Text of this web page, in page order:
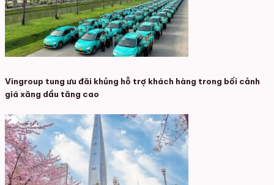
Vingroup tung ưu đãi khủng hỗ trợ khách hàng trong bối cảnh
giá xăng dầu tăng cao